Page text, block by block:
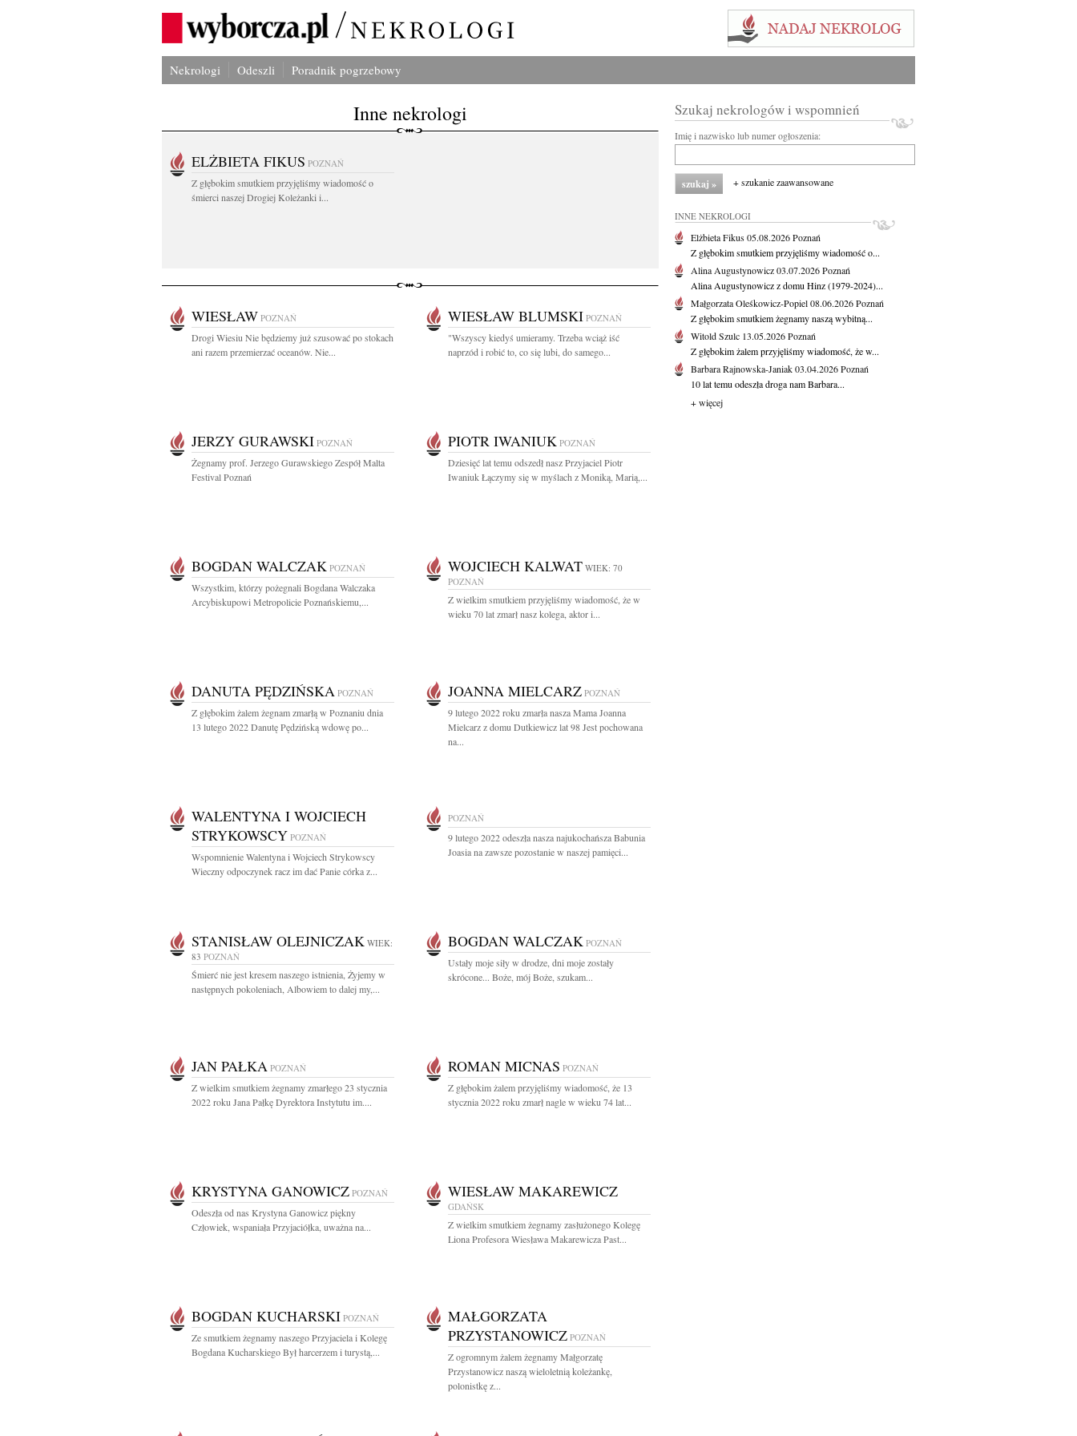
Nekrologi Odeszli Poradnik pogrzebowy
Inne nekrologi
ELŻBIETA FIKUS POZNAŃ
Z głębokim smutkiem przyjęliśmy wiadomość o
śmierci naszej Drogiej Koleżanki i...
WIESŁAW POZNAŃ
Drogi Wiesiu Nie będziemy już szusować po stokach
ani razem przemierzać oceanów. Nie...
WIESŁAW BLUMSKI POZNAŃ
"Wszyscy kiedyś umieramy. Trzeba wciąż iść
naprzód i robić to, co się lubi, do samego...
JERZY GURAWSKI POZNAŃ
Żegnamy prof. Jerzego Gurawskiego Zespół Malta
Festival Poznań
PIOTR IWANIUK POZNAŃ
Dziesięć lat temu odszedł nasz Przyjaciel Piotr
Iwaniuk Łączymy się w myślach z Moniką, Marią,...
BOGDAN WALCZAK POZNAŃ
Wszystkim, którzy pożegnali Bogdana Walczaka
Arcybiskupowi Metropolicie Poznańskiemu,...
WOJCIECH KALWAT WIEK: 70
POZNAŃ
Z wielkim smutkiem przyjęliśmy wiadomość, że w
wieku 70 lat zmarł nasz kolega, aktor i...
DANUTA PĘDZIŃSKA POZNAŃ
Z głębokim żalem żegnam zmarłą w Poznaniu dnia
13 lutego 2022 Danutę Pędzińską wdowę po...
JOANNA MIELCARZ POZNAŃ
9 lutego 2022 roku zmarła nasza Mama Joanna
Mielcarz z domu Dutkiewicz lat 98 Jest pochowana
na...
WALENTYNA I WOJCIECH
STRYKOWSCY POZNAŃ
Wspomnienie Walentyna i Wojciech Strykowscy
Wieczny odpoczynek racz im dać Panie córka z...
POZNAŃ
9 lutego 2022 odeszła nasza najukochańsza Babunia
Joasia na zawsze pozostanie w naszej pamięci...
STANISŁAW OLEJNICZAK WIEK:
83 POZNAŃ
Śmierć nie jest kresem naszego istnienia, Żyjemy w
następnych pokoleniach, Albowiem to dalej my,...
BOGDAN WALCZAK POZNAŃ
Ustały moje siły w drodze, dni moje zostały
skrócone... Boże, mój Boże, szukam...
JAN PAŁKA POZNAŃ
Z wielkim smutkiem żegnamy zmarłego 23 stycznia
2022 roku Jana Pałkę Dyrektora Instytutu im....
ROMAN MICNAS POZNAŃ
Z głębokim żalem przyjęliśmy wiadomość, że 13
stycznia 2022 roku zmarł nagle w wieku 74 lat...
KRYSTYNA GANOWICZ POZNAŃ
Odeszła od nas Krystyna Ganowicz piękny
Człowiek, wspaniała Przyjaciółka, uważna na...
WIESŁAW MAKAREWICZ
GDAŃSK
Z wielkim smutkiem żegnamy zasłużonego Kolegę
Liona Profesora Wiesława Makarewicza Past...
BOGDAN KUCHARSKI POZNAŃ
Ze smutkiem żegnamy naszego Przyjaciela i Kolegę
Bogdana Kucharskiego Był harcerzem i turystą,...
MAŁGORZATA
PRZYSTANOWICZ POZNAŃ
Z ogromnym żalem żegnamy Małgorzatę
Przystanowicz naszą wieloletnią koleżankę,
polonistkę z...
Szukaj nekrologów i wspomnień
Imię i nazwisko lub numer ogłoszenia:
+ szukanie zaawansowane
INNE NEKROLOGI
Elżbieta Fikus05.08.2026Poznań
Z głębokim smutkiem przyjęliśmy wiadomość o...
Alina Augustynowicz03.07.2026Poznań
Alina Augustynowicz z domu Hinz (1979-2024)...
Małgorzata Oleśkowicz-Popiel08.06.2026Poznań
Z głębokim smutkiem żegnamy naszą wybitną...
Witold Szulc 13.05.2026Poznań
Z głębokim żalem przyjęliśmy wiadomość, że w...
Barbara Rajnowska-Janiak03.04.2026Poznań
10 lat temu odeszła droga nam Barbara...
+ więcej